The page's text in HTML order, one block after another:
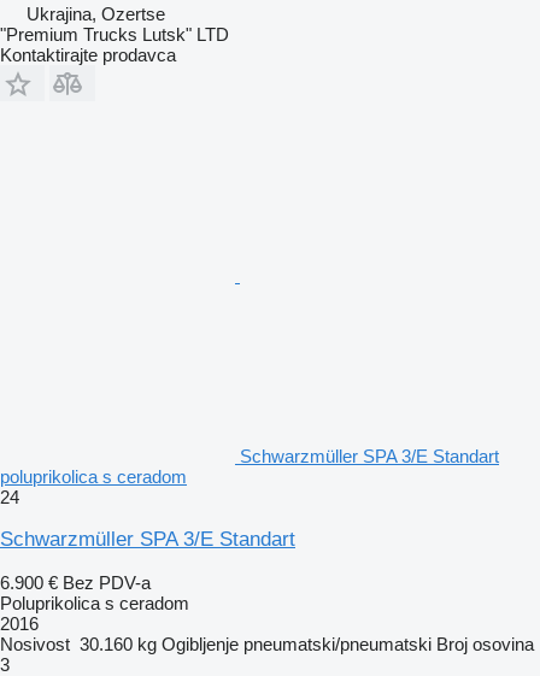
Ukrajina, Ozertse
"Premium Trucks Lutsk" LTD
Kontaktirajte prodavca
Schwarzmüller SPA 3/E Standart
poluprikolica s ceradom
24
Schwarzmüller SPA 3/E Standart
6.900 € Bez PDV-a
Poluprikolica s ceradom
2016
Nosivost 30.160 kg Ogibljenje pneumatski/pneumatski Broj osovina
3